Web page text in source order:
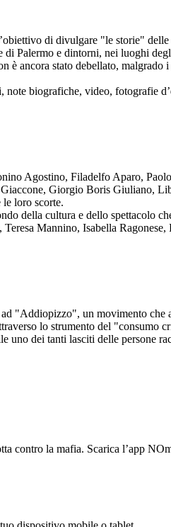
di divulgare "le storie"
Palermo e dintorni, nei luoghi
ancora stato debellato,
biografiche, video, fotografie
Agostino, Filadelfo Aparo,
Giorgio Boris Giuliano,
loro scorte.
della cultura e dello spettacolo
Mannino, Isabella Ragonese,
"Addiopizzo", un movimento
lo strumento del "consumo
dei tanti lasciti delle persone
contro la mafia. Scarica l’app